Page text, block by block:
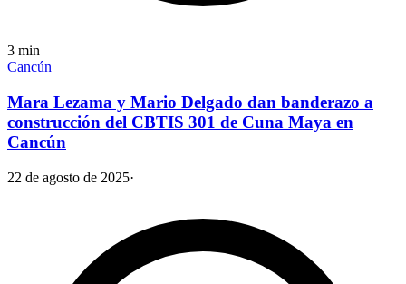
3 min
Cancún
Mara Lezama y Mario Delgado dan banderazo a
construcción del CBTIS 301 de Cuna Maya en
Cancún
22 de agosto de 2025·